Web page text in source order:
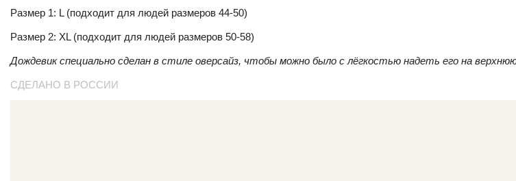
Размер 1: L (подходит для людей размеров 44-50)
Размер 2: XL (подходит для людей размеров 50-58)
Дождевик специально сделан в стиле оверсайз, чтобы можно было с лёгкостью надеть его на
СДЕЛАНО В РОССИИ